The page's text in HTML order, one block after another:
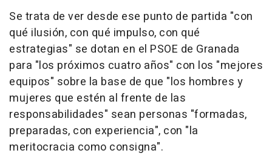
Se trata de ver desde ese punto de partida "con
qué ilusión, con qué impulso, con qué
estrategias" se dotan en el PSOE de Granada
para "los próximos cuatro años" con los "mejores
equipos" sobre la base de que "los hombres y
mujeres que estén al frente de las
responsabilidades" sean personas "formadas,
preparadas, con experiencia", con "la
meritocracia como consigna".